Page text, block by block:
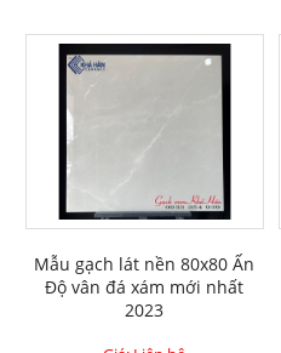
Mẫu gạch lát nền 80x80 Ấn
Độ vân đá xám mới nhất
2023